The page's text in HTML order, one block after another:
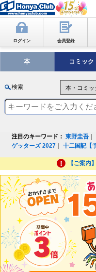
ログイン 会員登録
本 コミック
検索
注目のキーワード： 東野圭吾
ゲッターズ 2027 ｜十二国記【
【ご案内